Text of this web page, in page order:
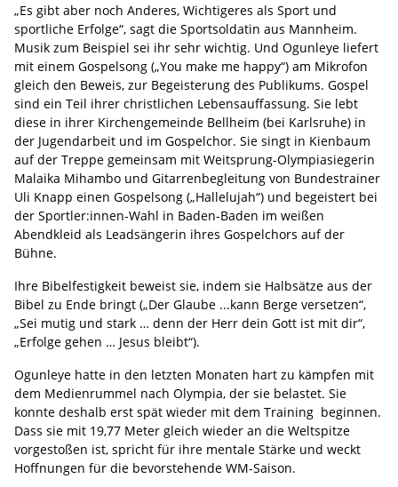
„Es gibt aber noch Anderes, Wichtigeres als Sport und
sportliche Erfolge“, sagt die Sportsoldatin aus Mannheim.
Musik zum Beispiel sei ihr sehr wichtig. Und Ogunleye liefert
mit einem Gospelsong („You make me happy“) am Mikrofon
gleich den Beweis, zur Begeisterung des Publikums. Gospel
sind ein Teil ihrer christlichen Lebensauffassung. Sie lebt
diese in ihrer Kirchengemeinde Bellheim (bei Karlsruhe) in
der Jugendarbeit und im Gospelchor. Sie singt in Kienbaum
auf der Treppe gemeinsam mit Weitsprung-Olympiasiegerin
Malaika Mihambo und Gitarrenbegleitung von Bundestrainer
Uli Knapp einen Gospelsong („Hallelujah“) und begeistert bei
der Sportler:innen-Wahl in Baden-Baden im weißen
Abendkleid als Leadsängerin ihres Gospelchors auf der
Bühne.
Ihre Bibelfestigkeit beweist sie, indem sie Halbsätze aus der
Bibel zu Ende bringt („Der Glaube ...kann Berge versetzen“,
„Sei mutig und stark … denn der Herr dein Gott ist mit dir“,
„Erfolge gehen … Jesus bleibt“).
Ogunleye hatte in den letzten Monaten hart zu kämpfen mit
dem Medienrummel nach Olympia, der sie belastet. Sie
konnte deshalb erst spät wieder mit dem Training beginnen.
Dass sie mit 19,77 Meter gleich wieder an die Weltspitze
vorgestoßen ist, spricht für ihre mentale Stärke und weckt
Hoffnungen für die bevorstehende WM-Saison.